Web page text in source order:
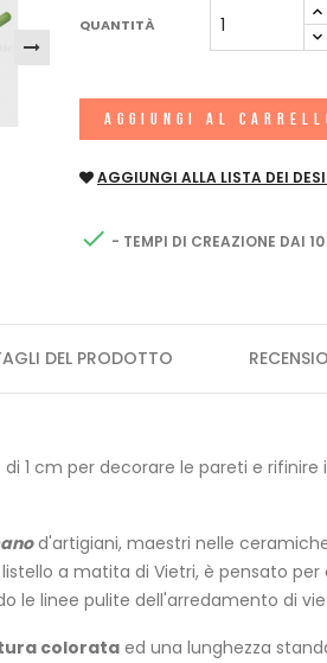
QUANTITÀ
AGGIUNGI AL
AGGIUNGI ALLA LISTA DEI
 - TEMPI DI CREAZIONE DAI
DEL PRODOTTO
di 1 cm per decorare le pareti e
d'artigiani, maestri nelle
listello a matita di Vietri, è pensato
le linee pulite dell'arredamento di
colorata ed una lunghezza